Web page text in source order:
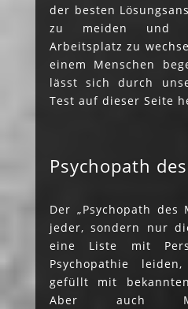
der besten
zu meiden und
Arbeitsplatz zu
einem Menschen
lässt sich durch
Test auf dieser Seite
Psychopath
Der „Psychopath des
jeder, sondern nur
eine Liste mit
Psychopathie
gefüllt mit
Aber auch